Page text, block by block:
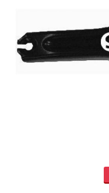
Regulator
Protokomer
BOSCH
BRECKNER-NEMACKA
BREDA - ITALIJA